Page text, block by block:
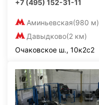
+7 (495) 152-31-11
Аминьевская(980 м)
Давыдково(2 км)
Очаковское ш., 10к2с2